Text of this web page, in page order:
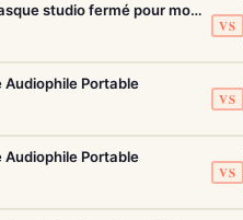
Beyerdynamic DT 770 Pro 80 Ohms Noir – Casque studio fermé pour monitoring précis
VS
Audiophile Portable
VS
Audiophile Portable
VS